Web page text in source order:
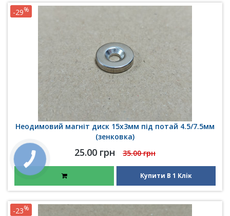
Неодимовий магніт диск 15x3мм під потай 4.5/7.5мм
(зенковка)
25.00 грн 35.00 грн
-29%
Купити В 1 Клік
-23%